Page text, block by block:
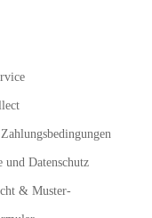
und Datenschutz
& Muster-